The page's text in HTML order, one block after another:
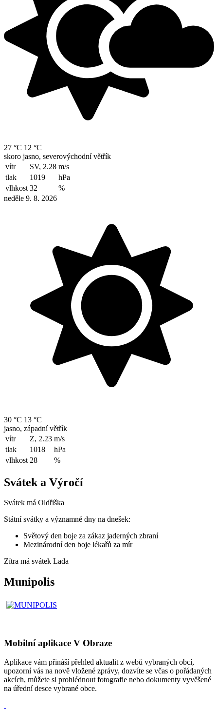
27 °C 12 °C
skoro jasno, severovýchodní větřík
vítr
SV, 2.28 m/s
tlak
1019
hPa
vlhkost 32
%
neděle 9. 8. 2026
30 °C 13 °C
jasno, západní větřík
vítr
Z, 2.23 m/s
tlak
1018
hPa
vlhkost 28 %
Svátek a Výročí
Svátek má Oldřiška
Státní svátky a významné dny na dnešek:
Světový den boje za zákaz jaderných zbraní
Mezinárodní den boje lékařů za mír
Zítra má svátek Lada
Munipolis
Mobilní aplikace V Obraze
Aplikace vám přináší přehled aktualit z webů vybraných obcí,
upozorní vás na nově vložené zprávy, dozvíte se včas o pořádaných
akcích, můžete si prohlédnout fotografie nebo dokumenty vyvěšené
na úřední desce vybrané obce.